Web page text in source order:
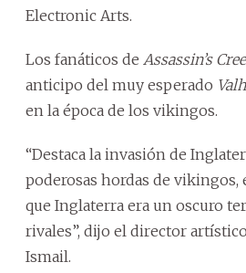
Electronic Arts.
Los fanáticos de Assassin’s
anticipo del muy esperado
en la época de los vikingos.
“Destaca la invasión de
poderosas hordas de vikingos,
que Inglaterra era un oscuro
rivales”, dijo el director
Ismail.